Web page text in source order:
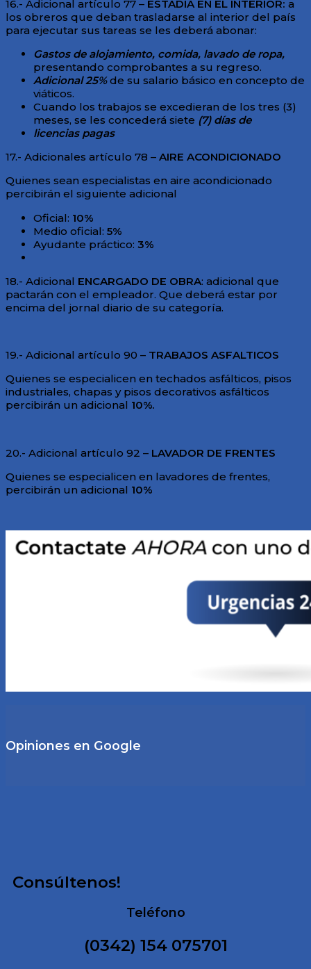
16.- Adicional artículo 77 – ESTADÍA EN EL INTERIOR: a
los obreros que deban trasladarse al interior del país
para ejecutar sus tareas se les deberá abonar:
Gastos de alojamiento, comida, lavado de ropa,
presentando comprobantes a su regreso.
Adicional 25%de su salario básico en concepto de
viáticos.
Cuando los trabajos se excedieran de los tres (3)
meses, se les concederá siete (7) días de
licencias pagas
17.- Adicionales artículo 78 – AIRE ACONDICIONADO
Quienes sean especialistas en aire acondicionado
percibirán el siguiente adicional
Oficial: 10%
Medio oficial: 5%
Ayudante práctico: 3%
18.- Adicional ENCARGADO DE OBRA: adicional que
pactarán con el empleador. Que deberá estar por
encima del jornal diario de su categoría.
19.- Adicional artículo 90 – TRABAJOS ASFALTICOS
Quienes se especialicen en techados asfálticos, pisos
industriales, chapas y pisos decorativos asfálticos
percibirán un adicional 10%.
20.- Adicional artículo 92 – LAVADOR DE FRENTES
Quienes se especialicen en lavadores de frentes,
percibirán un adicional 10%
Opiniones en Google
Consúltenos!
Teléfono
(0342) 154 075701